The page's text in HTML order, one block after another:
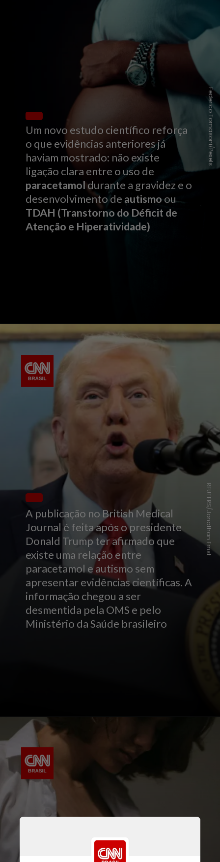
Um novo estudo científico reforça
o que evidências anteriores já
haviam mostrado: não existe
ligação clara entre o uso de
paracetamoldurante a gravidez e o
desenvolvimento de autismo ou
TDAH (Transtorno do Déficit de
Atenção e Hiperatividade)
Federico Tomasoni/Pexels
A publicação no British Medical
Journal é feita após o presidente
Donald Trump ter afirmado que
existe uma relação entre
paracetamol e autismo sem
apresentar evidências científicas. A
informação chegou a ser
desmentida pela OMS e pelo
Ministério da Saúde brasileiro
REUTERS/Jonathan Ernst